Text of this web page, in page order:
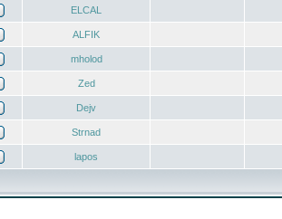
ELCAL
ALFIK
mholod
Zed
Dejv
Strnad
lapos